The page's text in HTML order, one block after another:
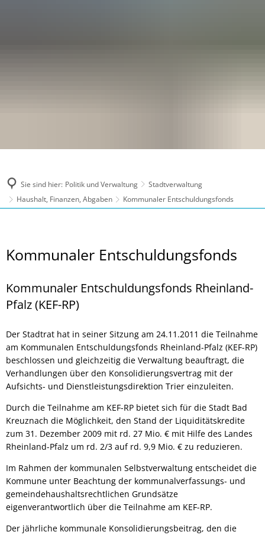
Sie sind hier: Politik und Verwaltung
Stadtverwaltung
Haushalt, Finanzen, Abgaben
Kommunaler Entschuldungsfonds
Kommunaler
Kommunaler Entschuldungsfonds
Kommunaler Entschuldungsfonds Rheinland-
Pfalz (KEF-RP)
Der Stadtrat hat in seiner Sitzung am 24.11.2011 die Teilnahme
am Kommunalen Entschuldungsfonds Rheinland-Pfalz (KEF-RP)
beschlossen und gleichzeitig die Verwaltung beauftragt, die
Verhandlungen über den Konsolidierungsvertrag mit der
Aufsichts- und Dienstleistungsdirektion Trier einzuleiten.
Durch die Teilnahme am KEF-RP bietet sich für die Stadt Bad
Kreuznach die Möglichkeit, den Stand der Liquiditätskredite
zum 31. Dezember 2009 mit rd. 27 Mio. € mit Hilfe des Landes
Rheinland-Pfalz um rd. 2/3 auf rd. 9,9 Mio. € zu reduzieren.
Im Rahmen der kommunalen Selbstverwaltung entscheidet die
Kommune unter Beachtung der kommunalverfassungs- und
gemeindehaushaltsrechtlichen Grundsätze
eigenverantwortlich über die Teilnahme am KEF-RP.
Der jährliche kommunale Konsolidierungsbeitrag, den die